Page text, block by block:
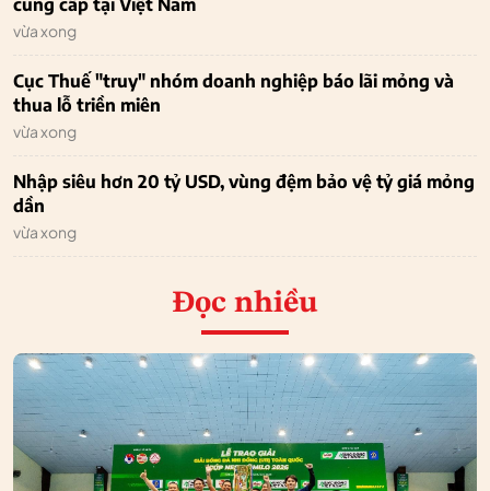
vừa xong
Cục Thuế "truy" nhóm doanh nghiệp báo lãi mỏng và
thua lỗ triền miên
vừa xong
Nhập siêu hơn 20 tỷ USD, vùng đệm bảo vệ tỷ giá mỏng
dần
vừa xong
Đọc nhiều